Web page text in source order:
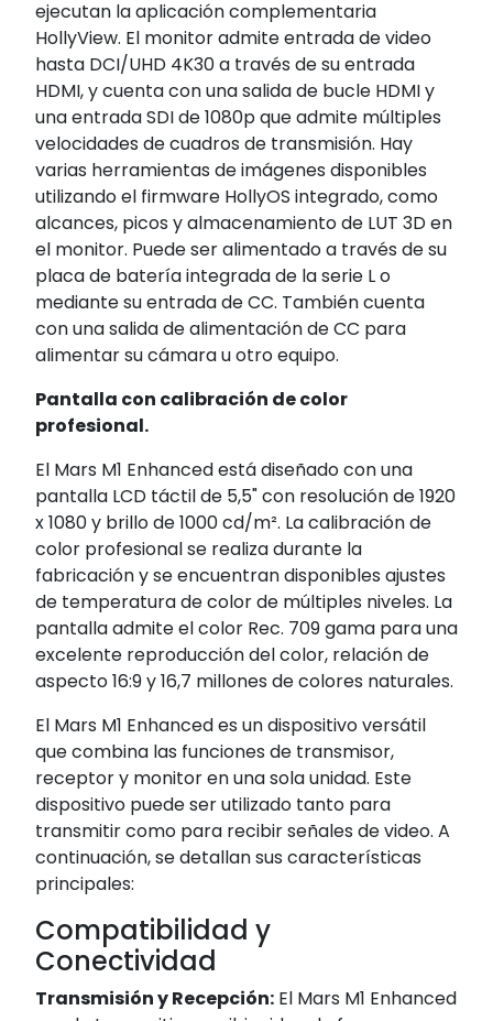
ejecutan la aplicación complementaria
HollyView. El monitor admite entrada de video
hasta DCI/UHD 4K30 a través de su entrada
HDMI, y cuenta con una salida de bucle HDMI y
una entrada SDI de 1080p que admite múltiples
velocidades de cuadros de transmisión. Hay
varias herramientas de imágenes disponibles
utilizando el firmware HollyOS integrado, como
alcances, picos y almacenamiento de LUT 3D en
el monitor. Puede ser alimentado a través de su
placa de batería integrada de la serie L o
mediante su entrada de CC. También cuenta
con una salida de alimentación de CC para
alimentar su cámara u otro equipo.
Pantalla con calibración de color
profesional.
El Mars M1 Enhanced está diseñado con una
pantalla LCD táctil de 5,5" con resolución de 1920
x 1080 y brillo de 1000 cd/m². La calibración de
color profesional se realiza durante la
fabricación y se encuentran disponibles ajustes
de temperatura de color de múltiples niveles. La
pantalla admite el color Rec. 709 gama para una
excelente reproducción del color, relación de
aspecto 16:9 y 16,7 millones de colores naturales.
El Mars M1 Enhanced es un dispositivo versátil
que combina las funciones de transmisor,
receptor y monitor en una sola unidad. Este
dispositivo puede ser utilizado tanto para
transmitir como para recibir señales de video. A
continuación, se detallan sus características
principales:
Compatibilidad y
Conectividad
Transmisión y Recepción: El Mars M1 Enhanced